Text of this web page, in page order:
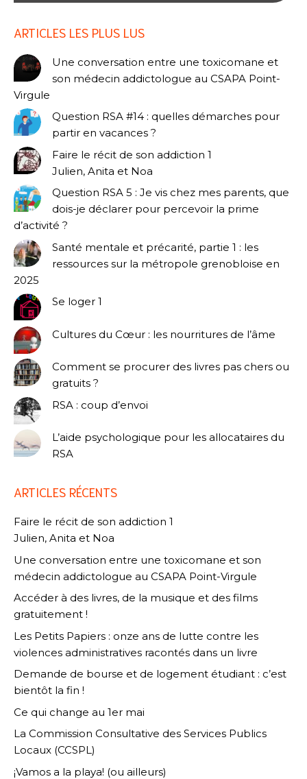
ARTICLES LES PLUS LUS
Une conversation entre une toxicomane et
son médecin addictologue au CSAPA Point-
Virgule
Question RSA #14 : quelles démarches pour
partir en vacances ?
Faire le récit de son addiction 1
Julien, Anita et Noa
Question RSA 5 : Je vis chez mes parents, que
dois-je déclarer pour percevoir la prime
d’activité ?
Santé mentale et précarité, partie 1 : les
ressources sur la métropole grenobloise en
2025
Se loger 1
Cultures du Cœur : les nourritures de l’âme
Comment se procurer des livres pas chers ou
gratuits ?
RSA : coup d’envoi
L’aide psychologique pour les allocataires du
RSA
ARTICLES RÉCENTS
Faire le récit de son addiction 1
Julien, Anita et Noa
Une conversation entre une toxicomane et son
médecin addictologue au CSAPA Point-Virgule
Accéder à des livres, de la musique et des films
gratuitement !
Les Petits Papiers : onze ans de lutte contre les
violences administratives racontés dans un livre
Demande de bourse et de logement étudiant : c’est
bientôt la fin !
Ce qui change au 1er mai
La Commission Consultative des Services Publics
Locaux (CCSPL)
¡Vamos a la playa! (ou ailleurs)